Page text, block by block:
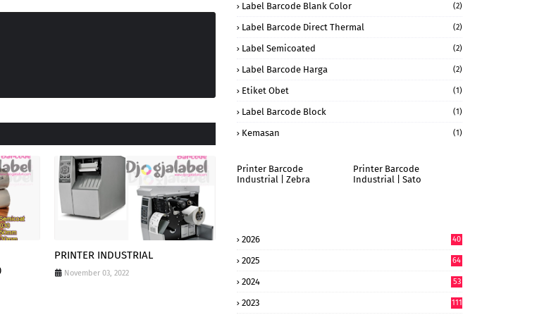
PRINTER INDUSTRIAL
November 03, 2022
Label Barcode Blank Color (2)
Label Barcode Direct Thermal (2)
Label Semicoated (2)
Label Barcode Harga (2)
Etiket Obet (1)
Label Barcode Block (1)
Kemasan (1)
Printer Barcode
Industrial | Zebra
Printer Barcode
Industrial | Sato
2026
40
2025
64
2024
53
2023 111